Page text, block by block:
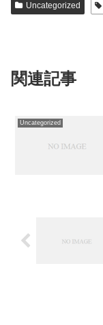
Uncategorized
関連記事
Uncategorized